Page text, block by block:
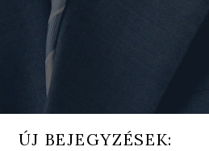
ÚJ BEJEGYZÉSEK: